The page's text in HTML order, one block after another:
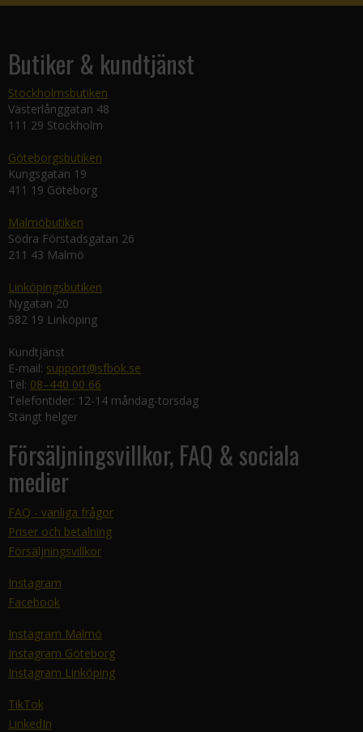
Butiker & kundtjänst
Stockholmsbutiken
Västerlånggatan 48
111 29 Stockholm
Göteborgsbutiken
Kungsgatan 19
411 19 Göteborg
Malmöbutiken
Södra Förstadsgatan 26
211 43 Malmö
Linköpingsbutiken
Nygatan 20
582 19 Linköping
Kundtjänst
E-mail: support@sfbok.se
Tel: 08–440 00 66
Telefontider: 12-14 måndag-torsdag
Stängt helger
Försäljningsvillkor, FAQ & sociala
medier
FAQ - vanliga frågor
Priser och betalning
Försäljningsvillkor
Instagram
Facebook
Instagram Malmö
Instagram Göteborg
Instagram Linköping
TikTok
LinkedIn